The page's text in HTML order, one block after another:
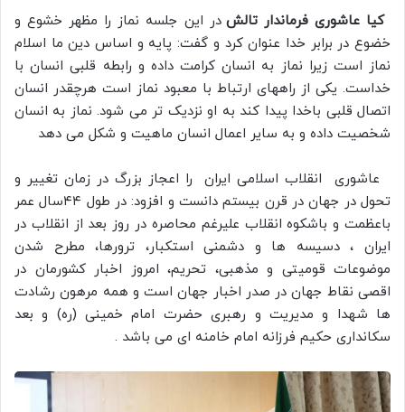
کیا عاشوری فرماندار تالش در این جلسه نماز را مظهر خشوع و
خضوع در برابر خدا عنوان کرد و گفت: پایه و اساس دین ما اسلام
نماز است زیرا نماز به انسان کرامت داده و رابطه قلبی انسان با
خداست. یکی از راههای ارتباط با معبود نماز است هرچقدر انسان
اتصال قلبی باخدا پیدا کند به او نزدیک تر می شود. نماز به انسان
شخصیت داده و به سایر اعمال انسان‌ ماهیت و شکل می دهد
عاشوری انقلاب اسلامی ایران را اعجاز بزرگ در زمان تغییر و
تحول در جهان در قرن بیستم دانست و افزود: در طول ۴۴سال عمر
باعظمت و باشکوه انقلاب علیرغم محاصره در روز بعد از انقلاب در
ایران ، دسیسه ها و دشمنی استکبار، ترورها، مطرح شدن
موضوعات قومیتی و مذهبی، تحریم، امروز اخبار کشورمان در
اقصی نقاط جهان در صدر اخبار جهان است و همه مرهون رشادت
ها شهدا و مدیریت و رهبری حضرت امام خمینی (ره) و بعد
سکانداری حکیم فرزانه امام خامنه ای می باشد .